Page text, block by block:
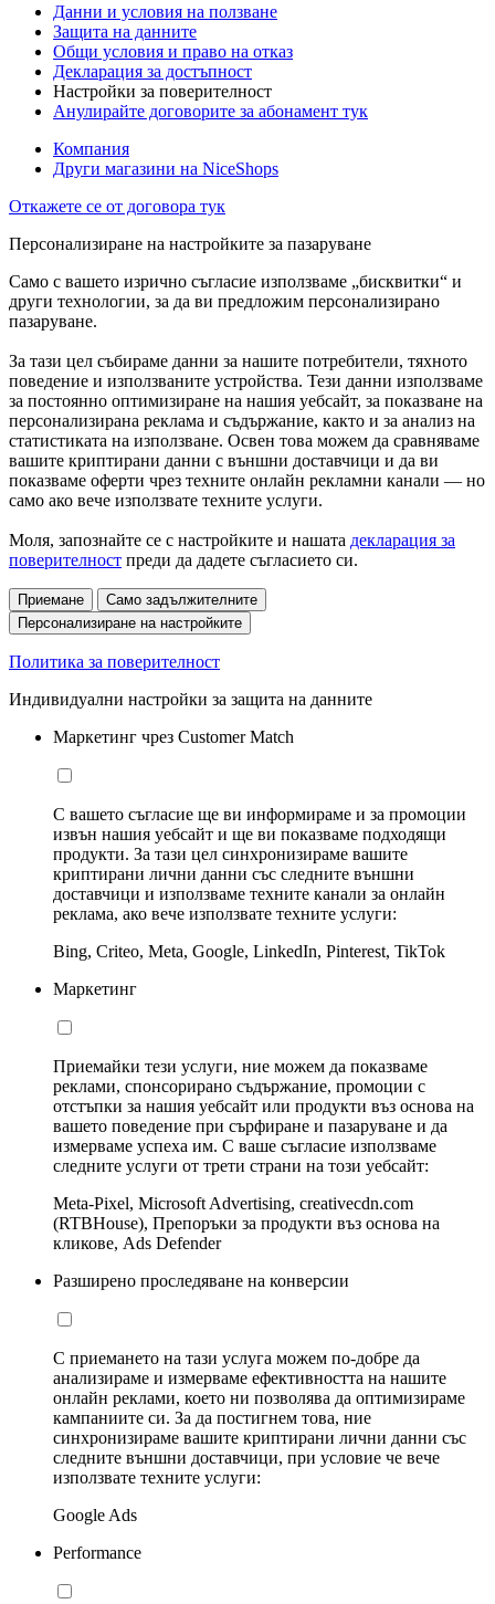
Данни и условия на ползване
Защита на данните
Общи условия и право на отказ
Декларация за достъпност
Настройки за поверителност
Анулирайте договорите за абонамент тук
Компания
Други магазини на NiceShops
Откажете се от договора тук
Персонализиране на настройките за пазаруване
Само с вашето изрично съгласие използваме „бисквитки“ и
други технологии, за да ви предложим персонализирано
пазаруване.
За тази цел събираме данни за нашите потребители, тяхното
поведение и използваните устройства. Тези данни използваме
за постоянно оптимизиране на нашия уебсайт, за показване на
персонализирана реклама и съдържание, както и за анализ на
статистиката на използване. Освен това можем да сравняваме
вашите криптирани данни с външни доставчици и да ви
показваме оферти чрез техните онлайн рекламни канали — но
само ако вече използвате техните услуги.
Моля, запознайте се с настройките и нашата декларация за
поверителност преди да дадете съгласието си.
Приемане
Само задължителните
Персонализиране на настройките
Политика за поверителност
Индивидуални настройки за защита на данните
Маркетинг чрез Customer Match
С вашето съгласие ще ви информираме и за промоции
извън нашия уебсайт и ще ви показваме подходящи
продукти. За тази цел синхронизираме вашите
криптирани лични данни със следните външни
доставчици и използваме техните канали за онлайн
реклама, ако вече използвате техните услуги:
Bing, Criteo, Meta, Google, LinkedIn, Pinterest, TikTok
Маркетинг
Приемайки тези услуги, ние можем да показваме
реклами, спонсорирано съдържание, промоции с
отстъпки за нашия уебсайт или продукти въз основа на
вашето поведение при сърфиране и пазаруване и да
измерваме успеха им. С ваше съгласие използваме
следните услуги от трети страни на този уебсайт:
Meta-Pixel, Microsoft Advertising, creativecdn.com
(RTBHouse), Препоръки за продукти въз основа на
кликове, Ads Defender
Разширено проследяване на конверсии
С приемането на тази услуга можем по-добре да
анализираме и измерваме ефективността на нашите
онлайн реклами, което ни позволява да оптимизираме
кампаниите си. За да постигнем това, ние
синхронизираме вашите криптирани лични данни със
следните външни доставчици, при условие че вече
използвате техните услуги:
Google Ads
Performance